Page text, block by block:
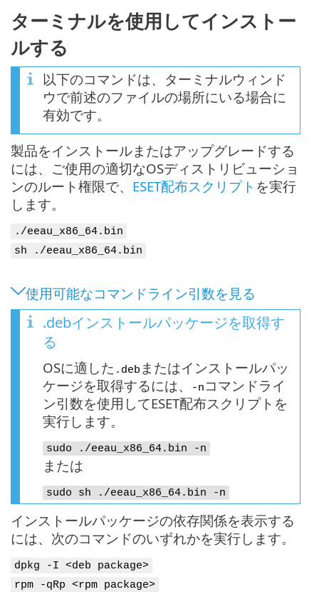
ターミナルを使用してインストー
ルする
以下のコマンドは、ターミナルウィンド
ウで前述のファイルの場所にいる場合に
有効です。
製品をインストールまたはアップグレードする
には、ご使用の適切なOSディストリビューショ
ンのルート権限で、 ESET配布スクリプト を実行
します。
./eeau_x86_64.bin
sh ./eeau_x86_64.bin
使用可能なコマンドライン引数を見る
.debインストールパッケージを取得す
る
OSに適した .deb またはインストールパッ
ケージを取得するには、
-n コマンドライ
ン引数を使用してESET配布スクリプトを
実行します。
sudo ./eeau_x86_64.bin -n
または
sudo sh ./eeau_x86_64.bin -n
インストールパッケージの依存関係を表示する
には、次のコマンドのいずれかを実行します。
dpkg -I <deb package>
rpm -qRp <rpm package>